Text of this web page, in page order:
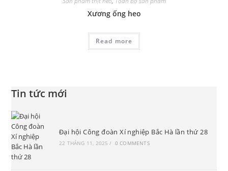
Xương ống heo
Read more
Tin tức mới
Đại hội Công đoàn Xí nghiệp Bắc Hà lần thứ 28
22 THÁNG 11, 2025 / 0 COMMENTS